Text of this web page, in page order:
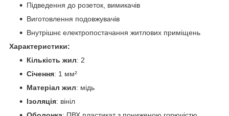
Підведення до розеток, вимикачів
Виготовлення подовжувачів
Внутрішнє електропостачання житлових приміщень
Характеристики:
Кількість жил: 2
Січення: 1 мм²
Матеріал жил: мідь
Ізоляція: вініл